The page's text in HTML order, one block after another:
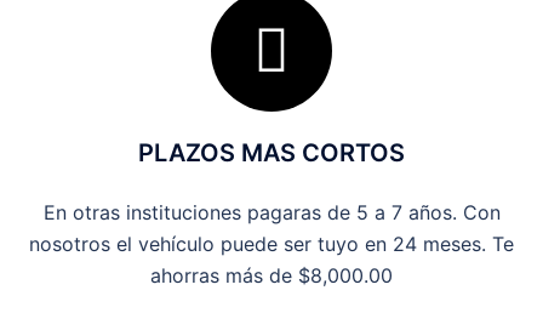
PLAZOS MAS CORTOS
En otras instituciones pagaras de 5 a 7 años. Con
nosotros el vehículo puede ser tuyo en 24 meses. Te
ahorras más de $8,000.00